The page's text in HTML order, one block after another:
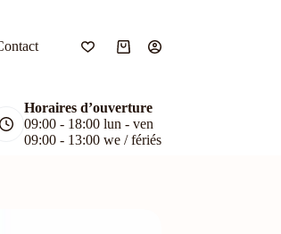
Panier
Horaires d’ouverture
09:00 - 18:00 lun - ven
09:00 - 13:00 we / fériés